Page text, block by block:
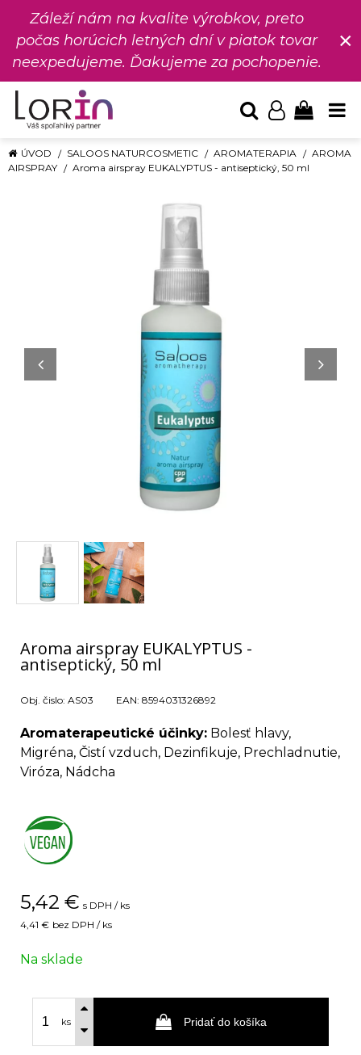
Záleží nám na kvalite výrobkov, preto
počas horúcich letných dní v piatok tovar
neexpedujeme. Ďakujeme za pochopenie.
×
ÚVOD SALOOS NATURCOSMETIC AROMATERAPIA
AROMA
AIRSPRAY
Aroma airspray EUKALYPTUS - antiseptický, 50 ml
Aroma airspray EUKALYPTUS -
antiseptický, 50 ml
Obj. čislo: AS03 EAN: 8594031326892
Aromaterapeutické účinky: Bolesť hlavy,
Migréna, Čistí vzduch, Dezinfikuje, Prechladnutie,
Viróza, Nádcha
5,42 € s DPH / ks
4,41 € bez DPH / ks
Na sklade
ks Pridať do košíka